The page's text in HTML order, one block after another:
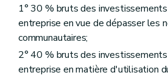
1° 30 % bruts des
entreprise en vue de dépasser les
communautaires;
2° 40 % bruts des
entreprise en matière d'utilisation